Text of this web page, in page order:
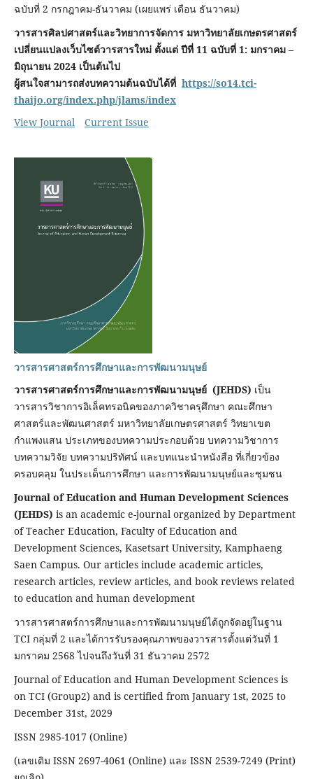
ฉบับที่ 2 กรกฎาคม-ธันวาคม (เผยแพร่ เดือน ธันวาคม)
วารสารศิลปศาสตร์และวิทยาการจัดการ มหาวิทยาลัยเกษตรศาสตร์
เปลี่ยนแปลงเว็บไซต์วารสารใหม่ ตั้งแต่ ปีที่ 11 ฉบับที่ 1: มกราคม –
มิถุนายน 2024 เป็นต้นไป
ผู้สนใจสามารถส่งบทความต้นฉบับได้ที่ https://so14.tci-
thaijo.org/index.php/jlams/index
View Journal
Current Issue
วารสารศาสตร์การศึกษาและการพัฒนามนุษย์
วารสารศาสตร์การศึกษาและการพัฒนามนุษย์ (JEHDS) เป็น
วารสารวิชาการอิเล็คทรอนิคของภาควิชาครุศึกษา คณะศึกษา
ศาสตร์และพัฒนศาสตร์ มหาวิทยาลัยเกษตรศาสตร์ วิทยาเขต
กำแพงแสน ประเภทของบทความประกอบด้วย บทความวิชาการ
บทความวิจัย บทความปริทัศน์ และบทแนะนำหนังสือ ที่เกี่ยวข้อง
ครอบคลุม ในประเด็นการศึกษา และการพัฒนามนุษย์และชุมชน
Journal of Education and Human Development Sciences
(JEHDS) is an academic e-journal organized by Department
of Teacher Education, Faculty of Education and
Development Sciences, Kasetsart University, Kamphaeng
Saen Campus. Our articles include academic articles,
research articles, review articles, and book reviews related
to education and human development
วารสารศาสตร์การศึกษาและการพัฒนามนุษย์ได้ถูกจัดอยู่ในฐาน
TCI กลุ่มที่ 2 และได้การรับรองคุณภาพของวารสารตั้งแต่วันที่ 1
มกราคม 2568 ไปจนถึงวันที่ 31 ธันวาคม 2572
Journal of Education and Human Development Sciences is
on TCI (Group2) and is certified from January 1st, 2025 to
December 31st, 2029
ISSN 2985-1017 (Online)
(เลขเดิม ISSN 2697-4061 (Online) และ ISSN 2539-7249 (Print)